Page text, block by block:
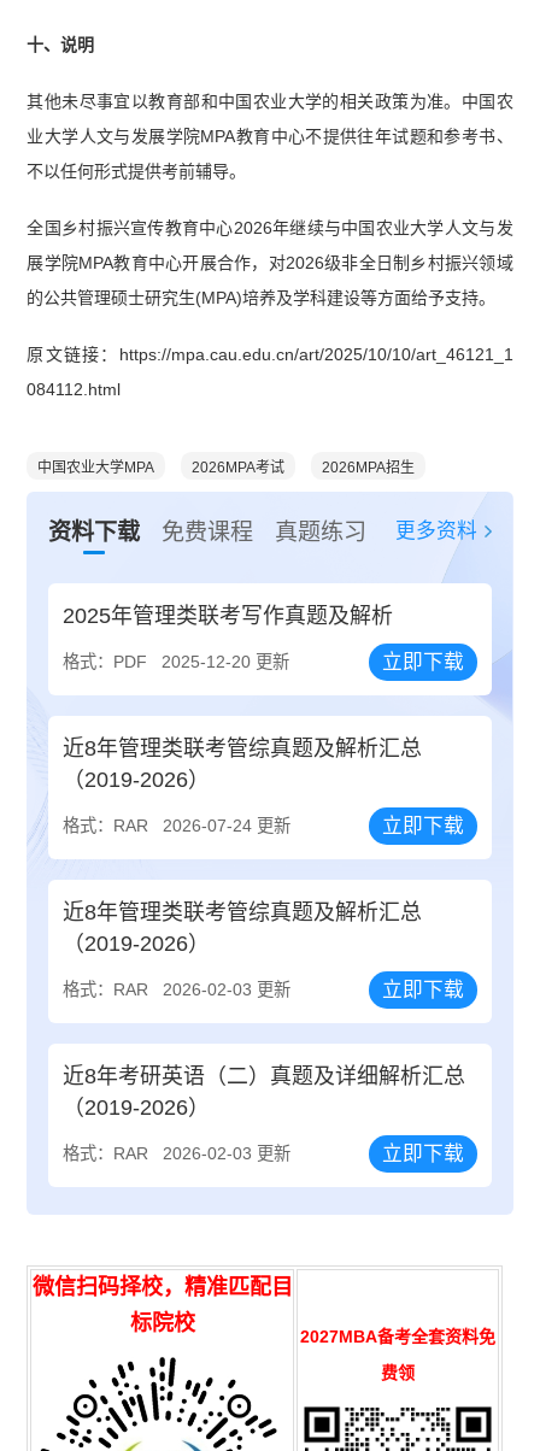
十、说明
其他未尽事宜以教育部和中国农业大学的相关政策为准。中国农
业大学人文与发展学院MPA教育中心不提供往年试题和参考书、
不以任何形式提供考前辅导。
全国乡村振兴宣传教育中心2026年继续与中国农业大学人文与发
展学院MPA教育中心开展合作，对2026级非全日制乡村振兴领域
的公共管理硕士研究生(MPA)培养及学科建设等方面给予支持。
原文链接：https://mpa.cau.edu.cn/art/2025/10/10/art_46121_1
084112.html
中国农业大学MPA 2026MPA考试 2026MPA招生
资料下载 免费课程 真题练习 更多资料
2025年管理类联考写作真题及解析
格式：PDF 2025-12-20 更新 立即下载
近8年管理类联考管综真题及解析汇总
（2019-2026）
格式：RAR 2026-07-24 更新 立即下载
近8年管理类联考管综真题及解析汇总
（2019-2026）
格式：RAR 2026-02-03 更新 立即下载
近8年考研英语（二）真题及详细解析汇总
（2019-2026）
格式：RAR 2026-02-03 更新 立即下载
微信扫码择校，精准匹配目
标院校
2027MBA备考全套资料免
费领